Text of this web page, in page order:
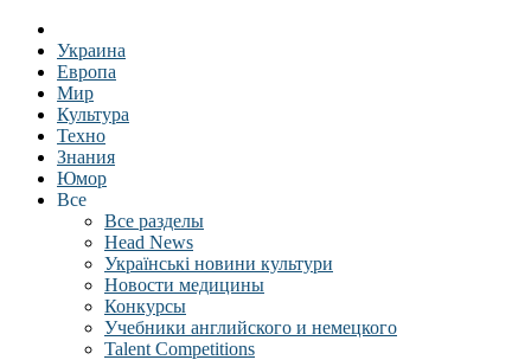
Украина
Европа
Мир
Культура
Техно
Знания
Юмор
Все
Все разделы
Head News
Українські новини культури
Новости медицины
Конкурсы
Учебники английского и немецкого
Talent Competitions